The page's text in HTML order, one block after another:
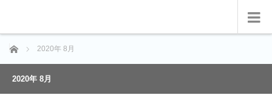
ホーム 2020年 8月
2020年 8月